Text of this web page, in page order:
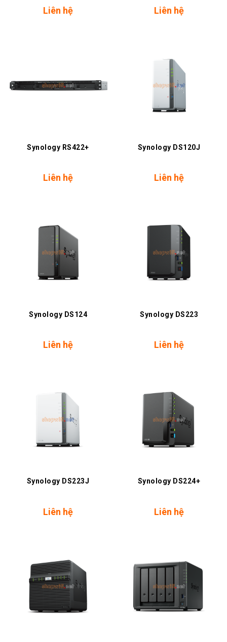
Liên hệ Liên hệ
Synology RS422+
Liên hệ
Synology DS120J
Liên hệ
Synology DS124
Liên hệ
Synology DS223
Liên hệ
Synology DS223J
Liên hệ
Synology DS224+
Liên hệ